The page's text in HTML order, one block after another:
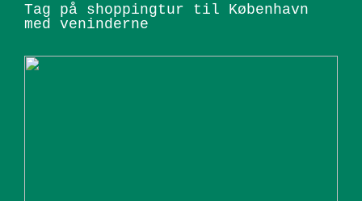
Tag på shoppingtur til København
med veninderne